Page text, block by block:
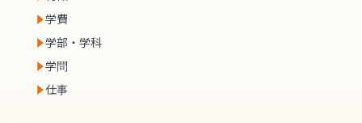
学費
学部・学科
学問
仕事